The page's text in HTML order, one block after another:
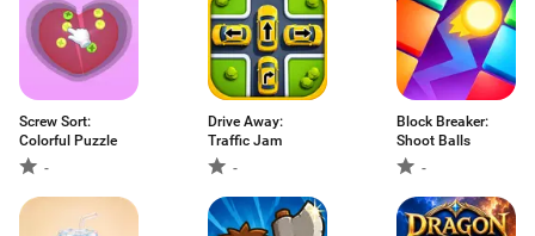
Screw Sort:
Colorful Puzzle
-
Drive Away:
Traffic Jam
-
Block Breaker:
Shoot Balls
-